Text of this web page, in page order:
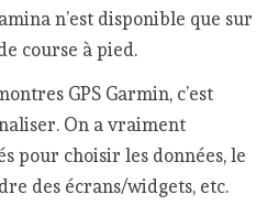
n’est disponible que sur
course à pied.
GPS Garmin, c’est
On a vraiment
pour choisir les données, le
des écrans/widgets, etc.